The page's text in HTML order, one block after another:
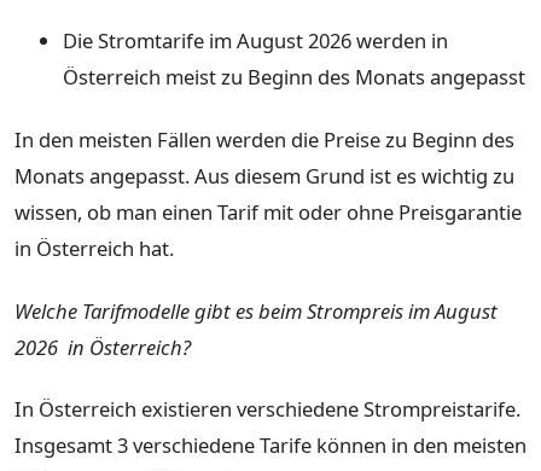
Die Stromtarife im August 2026 werden in
Österreich meist zu Beginn des Monats angepasst
In den meisten Fällen werden die Preise zu Beginn des
Monats angepasst. Aus diesem Grund ist es wichtig zu
wissen, ob man einen Tarif mit oder ohne Preisgarantie
in Österreich hat.
Welche Tarifmodelle gibt es beim Strompreis im August
2026 in Österreich?
In Österreich existieren verschiedene Strompreistarife.
Insgesamt 3 verschiedene Tarife können in den meisten